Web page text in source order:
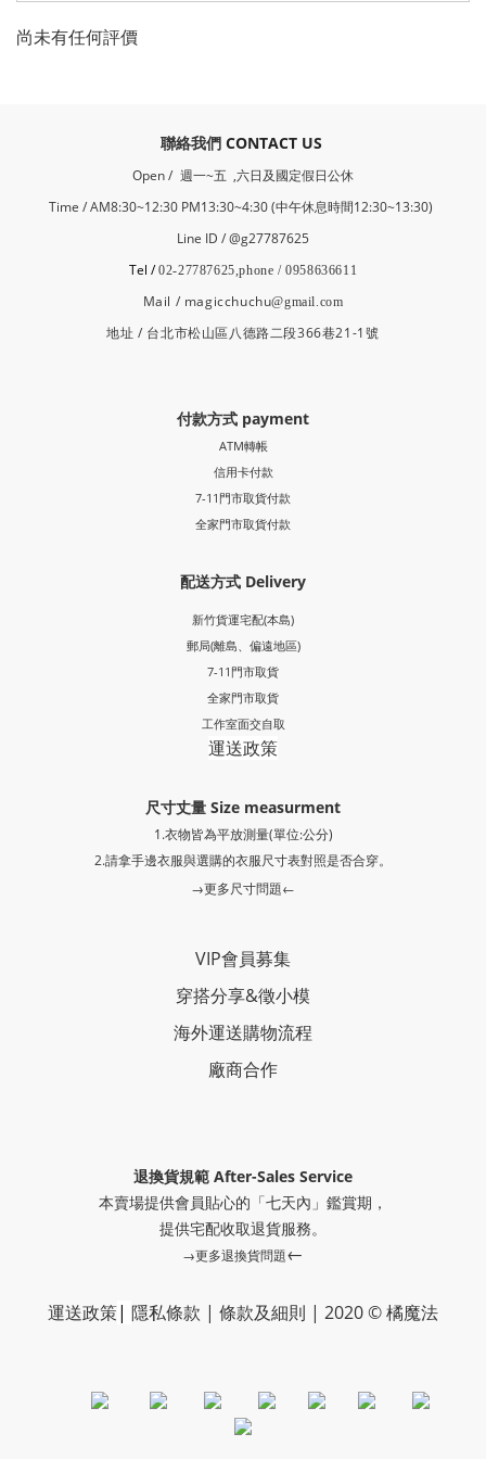
尚未有任何評價
​聯絡我們 CONTACT US
Open / 週一~五 ,六日及國定假日公休
Time / AM8:30~12:30 PM13:30~4:30 (中午休息時間12:30~13:30)
Line ID / @g27787625
Tel /02-27787625,phone / 0958636611
Mail / magicchuchu@gmail.com
地址 / 台北市松山區八德路二段366巷21-1號
付款方式 payment
ATM轉帳
信用卡付款
7-11門市取貨付款
全家門市取貨付款
配送方式 Delivery
新竹貨運宅配(本島)
郵局(離島、偏遠地區)
7-11門市取貨
全家門市取貨
工作室面交自取
運送政策
尺寸丈量 Size measurment
1.衣物皆為平放測量(單位:公分)
2.請拿手邊衣服與選購的衣服尺寸表對照是否合穿。
→更多尺寸問題←
VIP會員募集
穿搭分享&徵小模
海外運送購物流程
廠商合作
退換貨規範 After-Sales Service
本賣場提供會員貼心的「七天內」鑑賞期，
提供宅配收取退貨服務。
→更多退換貨問題←
運送政策| 隱私條款 | 條款及細則 | 2020 © 橘魔法